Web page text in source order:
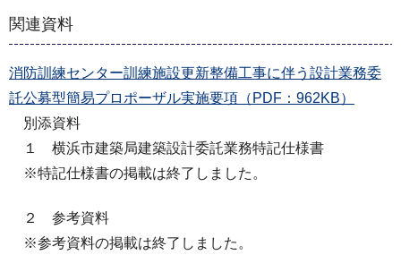
関連資料
消防訓練センター訓練施設更新整備工事に伴う設計業務委
託公募型簡易プロポーザル実施要項（PDF：962KB）
別添資料
１ 横浜市建築局建築設計委託業務特記仕様書
※特記仕様書の掲載は終了しました。
２ 参考資料
※参考資料の掲載は終了しました。